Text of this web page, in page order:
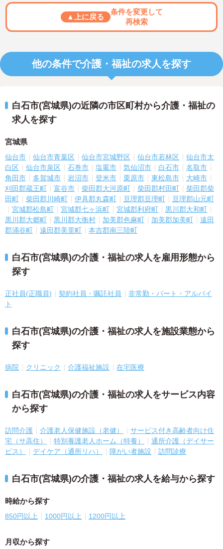
▲上に戻る
条件を変更して
再検索
他の条件で介護・福祉の求人を探す
白石市(宮城県)の近隣の市区町村から介護・福祉の
求人を探す
宮城県
仙台市 仙台市青葉区 仙台市宮城野区 仙台市若林区
仙台市太
白区
仙台市泉区 石巻市 塩竈市 気仙沼市 白石市
名取市
角田市
多賀城市 岩沼市 登米市 栗原市 東松島市
大崎市
刈田郡蔵王町
富谷市 柴田郡大河原町 柴田郡村田町
柴田郡柴
田町
柴田郡川崎町 伊具郡丸森町 亘理郡亘理町
亘理郡山元町
宮城郡松島町
宮城郡七ヶ浜町 宮城郡利府町
黒川郡大和町
黒川郡大郷町
黒川郡大衡村 加美郡色麻町 加美郡加美町
遠田
郡涌谷町
遠田郡美里町 本吉郡南三陸町
白石市(宮城県)の介護・福祉の求人を雇用形態から
探す
正社員(正職員) 契約社員・嘱託社員
非常勤・パート・アルバイ
ト
白石市(宮城県)の介護・福祉の求人を施設業態から
探す
病院 クリニック 介護福祉施設 在宅医療
白石市(宮城県)の介護・福祉の求人をサービス内容
から探す
訪問介護 介護老人保健施設（老健）
サービス付き高齢者向け住
宅（サ高住）
特別養護老人ホーム（特養）
通所介護（デイサー
ビス）
デイケア（通所リハ） 障がい者施設 訪問診療
白石市(宮城県)の介護・福祉の求人を給与から探す
時給から探す
850円以上 1000円以上 1200円以上
月収から探す